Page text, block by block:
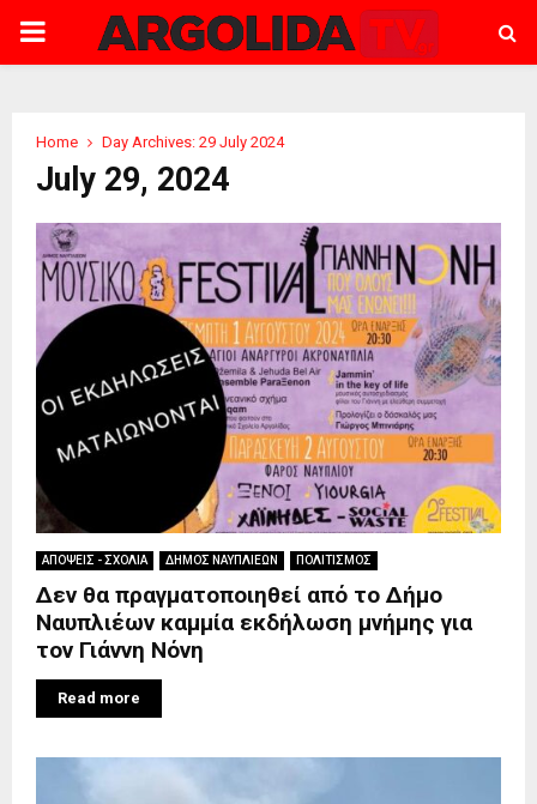
PRIMARY
Home Day Archives: 29 July 2024
July 29, 2024
ΑΠΟΨΕΙΣ - ΣΧΟΛΙΑ ΔΗΜΟΣ ΝΑΥΠΛΙΕΩΝ ΠΟΛΙΤΙΣΜΟΣ
Δεν θα πραγματοποιηθεί από το Δήμο
Ναυπλιέων καμμία εκδήλωση μνήμης για
τον Γιάννη Νόνη
Read more